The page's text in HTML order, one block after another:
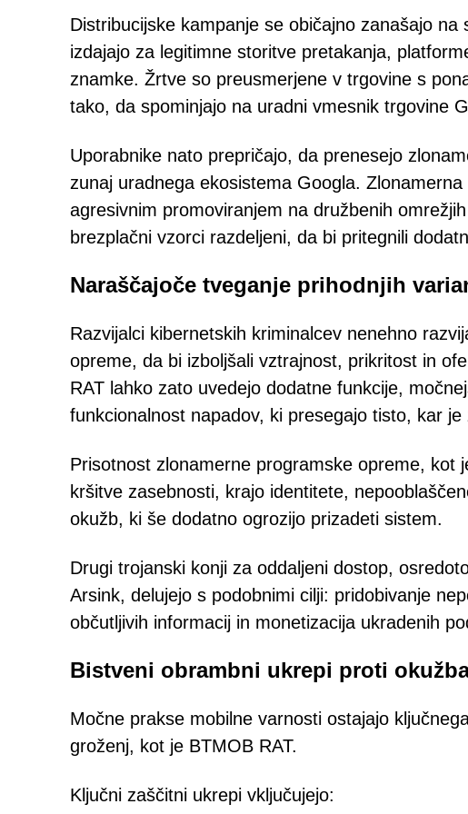
Distribucijske kampanje se običajno zanašajo
izdajajo za legitimne storitve pretakanja,
znamke. Žrtve so preusmerjene v trgovine s
tako, da spominjajo na uradni vmesnik trgovine
Uporabnike nato prepričajo, da prenesejo
zunaj uradnega ekosistema Googla.
agresivnim promoviranjem na družbenih
brezplačni vzorci razdeljeni, da bi pritegnili
Naraščajoče tveganje prihodnjih
Razvijalci kibernetskih kriminalcev nenehno
opreme, da bi izboljšali vztrajnost, prikritost in
RAT lahko zato uvedejo dodatne funkcije,
funkcionalnost napadov, ki presegajo tisto, kar je
Prisotnost zlonamerne programske opreme, kot
kršitve zasebnosti, krajo identitete,
okužb, ki še dodatno ogrozijo prizadeti sistem.
Drugi trojanski konji za oddaljeni dostop,
Arsink, delujejo s podobnimi cilji: pridobivanje
občutljivih informacij in monetizacija ukradenih
Bistveni obrambni ukrepi proti
Močne prakse mobilne varnosti ostajajo
groženj, kot je BTMOB RAT.
Ključni zaščitni ukrepi vključujejo: